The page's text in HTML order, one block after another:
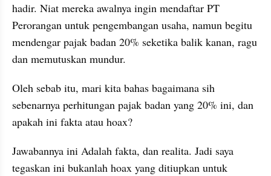
hadir. Niat mereka awalnya ingin mendaftar PT
Perorangan untuk pengembangan usaha, namun begitu
mendengar pajak badan 20% seketika balik kanan, ragu
dan memutuskan mundur.
Oleh sebab itu, mari kita bahas bagaimana sih
sebenarnya perhitungan pajak badan yang 20% ini, dan
apakah ini fakta atau hoax?
Jawabannya ini Adalah fakta, dan realita. Jadi saya
tegaskan ini bukanlah hoax yang ditiupkan untuk